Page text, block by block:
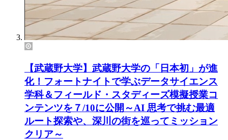
【武蔵野大学】武蔵野大学の「日本初」が進
化！フォートナイトで学ぶデータサイエンス
学科＆フィールド・スタディーズ模擬授業コ
ンテンツを７/10に公開～AI 思考で挑む最適
ルート探索や、深川の街を巡ってミッション
クリア～